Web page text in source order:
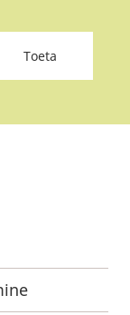
Toeta